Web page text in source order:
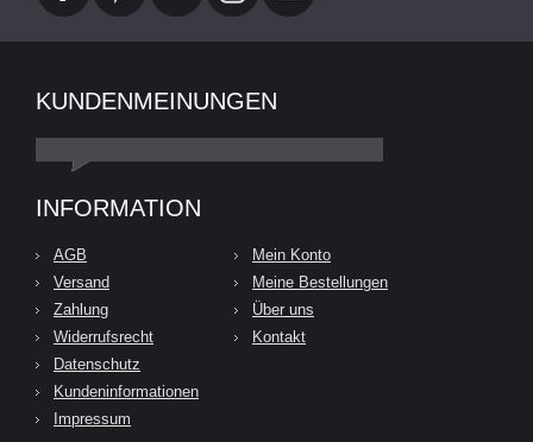
KUNDENMEINUNGEN
INFORMATION
AGB
Versand
Zahlung
Widerrufsrecht
Datenschutz
Kundeninformationen
Impressum
Mein Konto
Meine Bestellungen
Über uns
Kontakt